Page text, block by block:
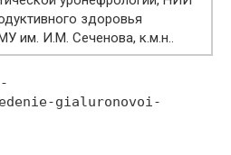
здоровья
им. И.М. Сеченова, к.м.н..
gialuronovoi-